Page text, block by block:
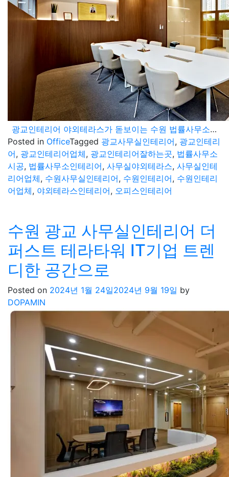
광교인테리어 야외테라스가 돋보이는 수원 법률사무소 사무실 시공
Posted in OfficeTagged 광교사무실인테리어, 광교인테리
어, 광교인테리어업체, 광교인테리어잘하는곳, 법률사무소
시공, 법률사무소인테리어, 사무실야외테라스, 사무실인테
리어업체, 수원사무실인테리어, 수원인테리어, 수원인테리
어업체, 야외테라스인테리어, 오피스인테리어
수원 광교 사무실인테리어 더
퍼스트 테라타워 IT기업 트렌
디한 공간으로
Posted on 2024년 1월 24일2024년 9월 19일 by
DOPAMIN